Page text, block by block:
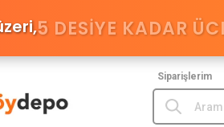
Siparişlerim
5 DESIYE KADAR